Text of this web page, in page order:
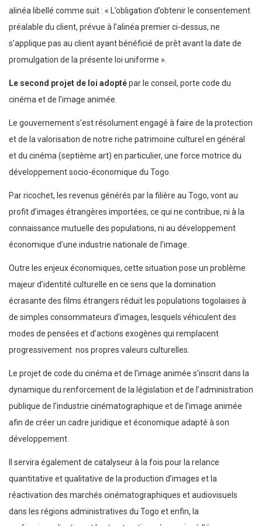
alinéa libellé comme suit : « L’obligation d’obtenir le consentement
préalable du client, prévue à l’alinéa premier ci-dessus, ne
s’applique pas au client ayant bénéficié de prêt avant la date de
promulgation de la présente loi uniforme ».
Le second projet de loi adoptépar le conseil, porte code du
cinéma et de l’image animée.
Le gouvernement s’est résolument engagé à faire de la protection
et de la valorisation de notre riche patrimoine culturel en général
et du cinéma (septième art) en particulier, une force motrice du
développement socio-économique du Togo.
Par ricochet, les revenus générés par la filière au Togo, vont au
profit d’images étrangères importées, ce qui ne contribue, ni à la
connaissance mutuelle des populations, ni au développement
économique d’une industrie nationale de l’image.
Outre les enjeux économiques, cette situation pose un problème
majeur d’identité culturelle en ce sens que la domination
écrasante des films étrangers réduit les populations togolaises à
de simples consommateurs d’images, lesquels véhiculent des
modes de pensées et d’actions exogènes qui remplacent
progressivement nos propres valeurs culturelles.
Le projet de code du cinéma et de l’image animée s’inscrit dans la
dynamique du renforcement de la législation et de l’administration
publique de l’industrie cinématographique et de l’image animée
afin de créer un cadre juridique et économique adapté à son
développement.
Il servira également de catalyseur à la fois pour la relance
quantitative et qualitative de la production d’images et la
réactivation des marchés cinématographiques et audiovisuels
dans les régions administratives du Togo et enfin, la